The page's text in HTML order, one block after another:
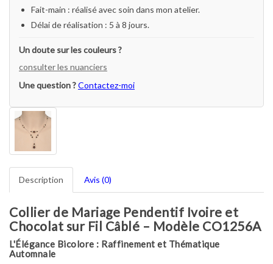
Fait-main : réalisé avec soin dans mon atelier.
Délai de réalisation : 5 à 8 jours.
Un doute sur les couleurs ?
consulter les nuanciers
Une question ?Contactez-moi
Description Avis (0)
Collier de Mariage Pendentif Ivoire et
Chocolat sur Fil Câblé – Modèle CO1256A
L'Élégance Bicolore : Raffinement et Thématique
Automnale